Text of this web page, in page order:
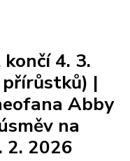
4. 3.
|
Abby
na
2. 2026